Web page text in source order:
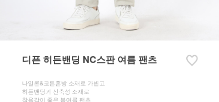
디픈 히든밴딩 NC스판 여름 팬츠
나일론&코튼혼방 소재로 가볍고
히든밴딩과 신축성 소재로
착용감이 좋은 봄여름 팬츠